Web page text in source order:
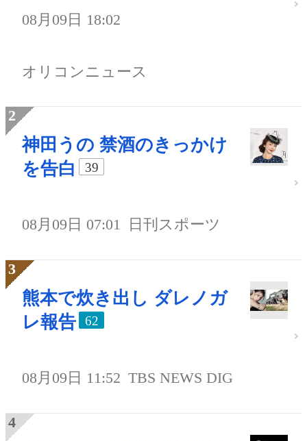
08月09日 18:02
オリコンニュース
神田うの 禁酒のきっかけ
を告白
39
08月09日 07:01 日刊スポーツ
熊本で炊き出し ダレノガ
レ報告
62
08月09日 11:52 TBS NEWS DIG